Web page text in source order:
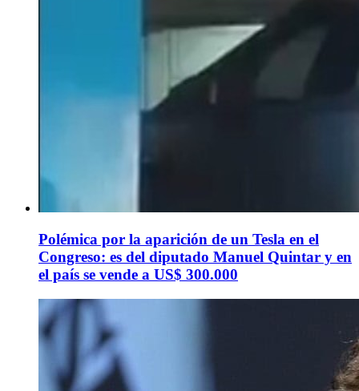
Polémica por la aparición de un Tesla en el
Congreso: es del diputado Manuel Quintar y en
el país se vende a US$ 300.000